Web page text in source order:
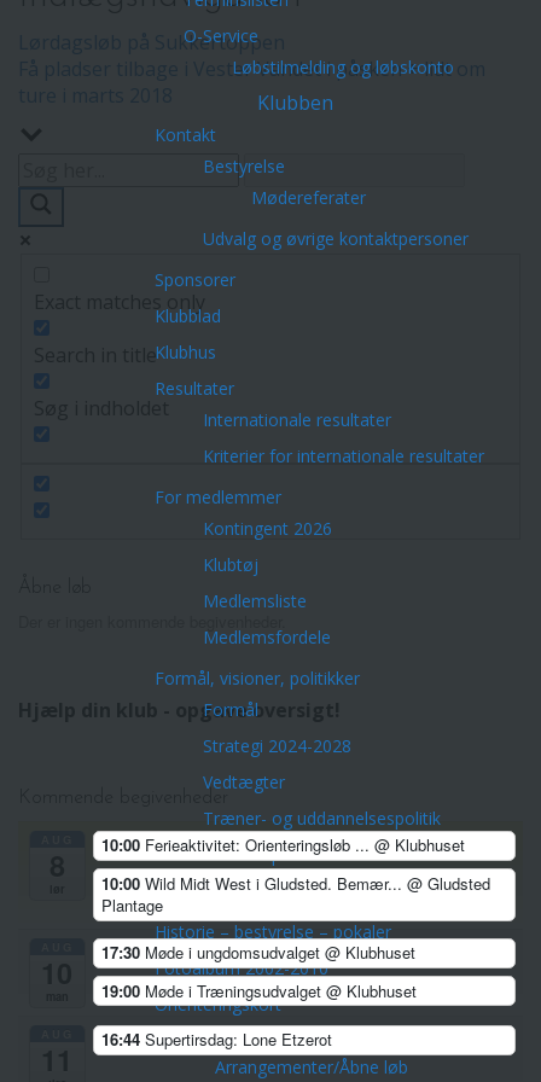
O-Service
Løbstilmelding og løbskonto
Klubben
Kontakt
Bestyrelse
Mødereferater
Udvalg og øvrige kontaktpersoner
Sponsorer
Klubblad
Klubhus
Resultater
Internationale resultater
Kriterier for internationale resultater
For medlemmer
Kontingent 2026
Klubtøj
Medlemsliste
Medlemsfordele
Formål, visioner, politikker
Formål
Strategi 2024-2028
Vedtægter
Træner- og uddannelsespolitik
Privatlivspolitik Horsens OK
Cookies politik
Historie – bestyrelse – pokaler
Fotoalbum 2002-2010
Orienteringskort
Aktiviteter
Arrangementer/Åbne løb
Lørdagsløb på Sukkertoppen
Få pladser tilbage i Vester Vandet i påsken + lidt om
Hjælp din klub - opgave oversigt!
10:00 Ferieaktivitet: Orienteringsløb ... @ Klubhuset
10:00 Wild Midt West i Gludsted. Bemær... @ Gludsted
Plantage
17:30 Møde i ungdomsudvalget @ Klubhuset
19:00 Møde i Træningsudvalget @ Klubhuset
16:44 Supertirsdag: Lone Etzerot